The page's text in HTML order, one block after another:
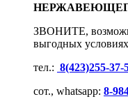
ЗВОНИТЕ,
выгодных
тел.: 8(423)255-37-
сот., whatsapp: 8-